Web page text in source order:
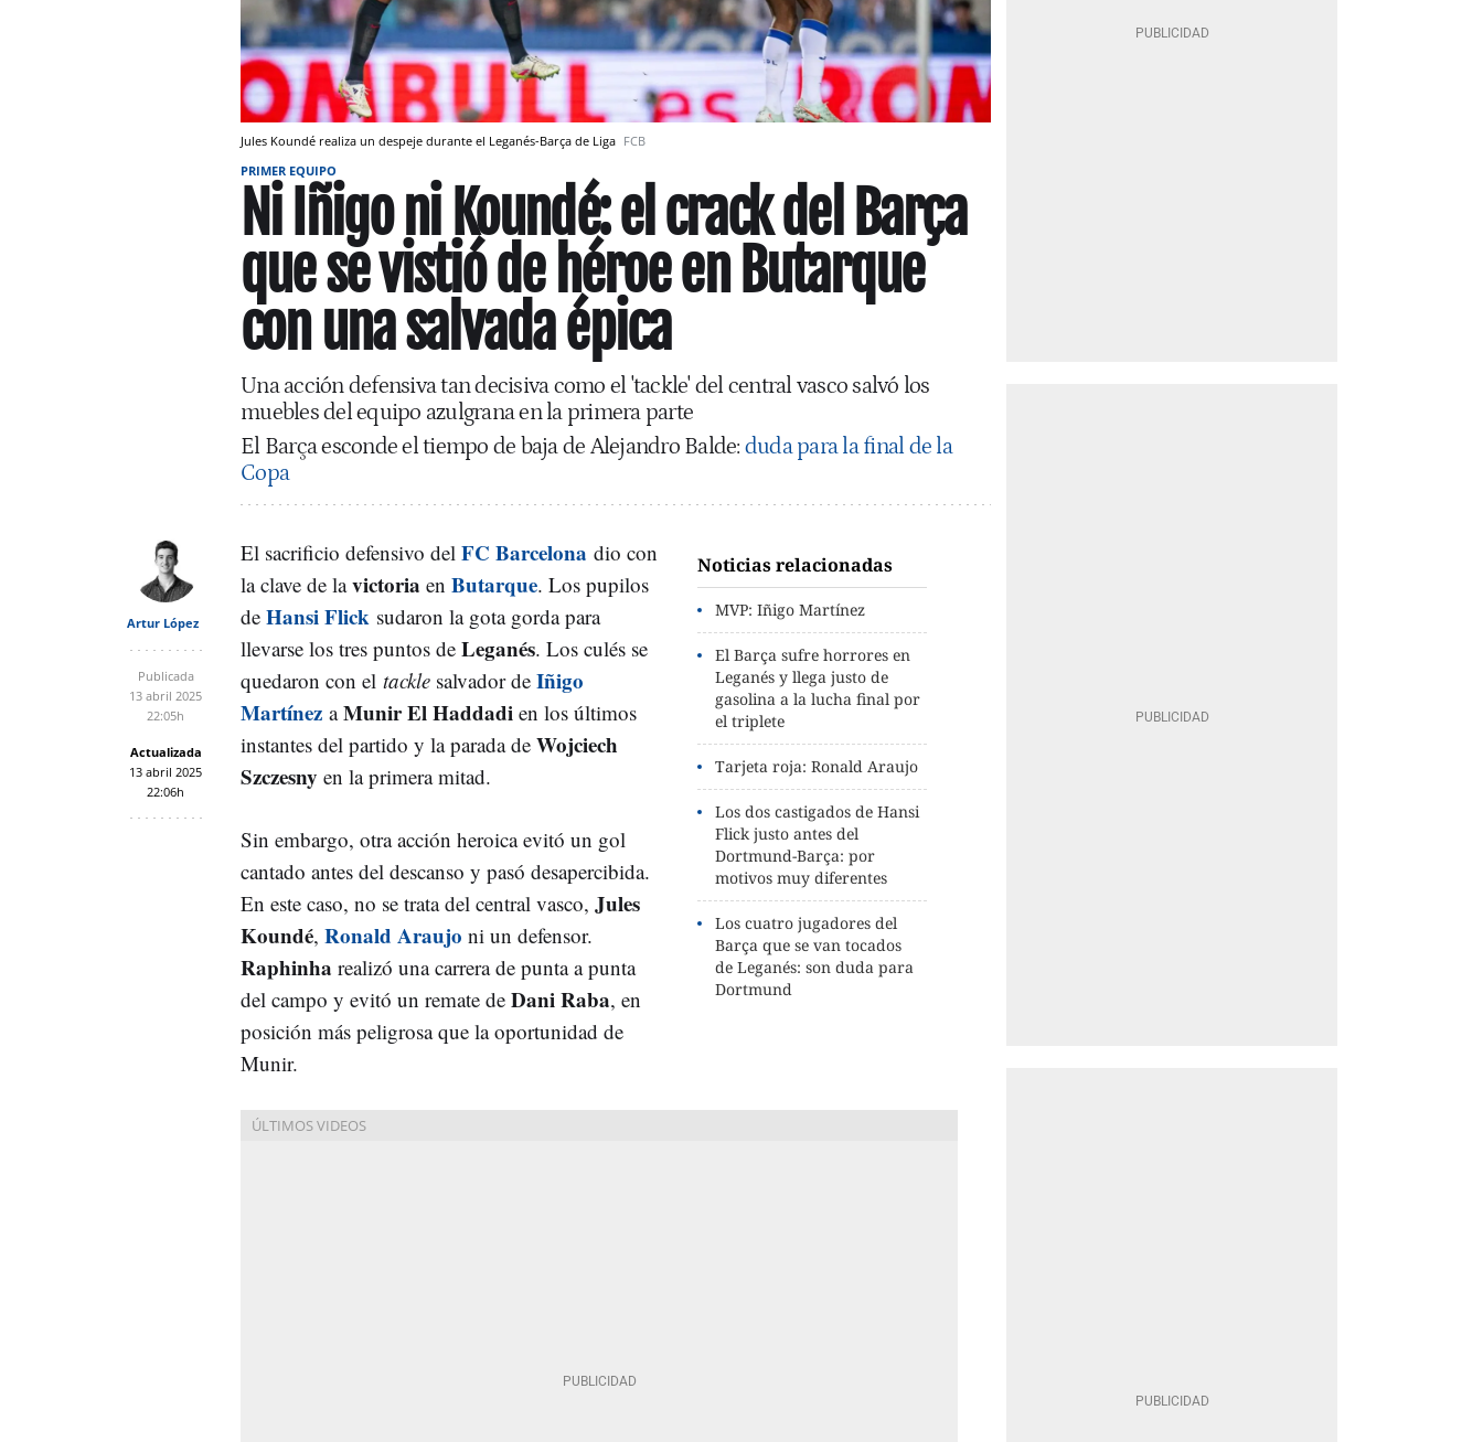
Jules Koundé realiza un despeje durante el Leganés-Barça de Liga FCB
PRIMER EQUIPO
Ni Iñigo ni Koundé: el crack del Barça
que se vistió de héroe en Butarque
con una salvada épica
Una acción defensiva tan decisiva como el 'tackle' del central vasco salvó los
muebles del equipo azulgrana en la primera parte
El Barça esconde el tiempo de baja de Alejandro Balde: duda para la final de la
Copa
Artur López
Publicada
13 abril 2025
22:05h
Actualizada
13 abril 2025
22:06h
Noticias relacionadas
MVP: Iñigo Martínez
El Barça sufre horrores en
Leganés y llega justo de
gasolina a la lucha final por
el triplete
Tarjeta roja: Ronald Araujo
Los dos castigados de Hansi
Flick justo antes del
Dortmund-Barça: por
motivos muy diferentes
Los cuatro jugadores del
Barça que se van tocados
de Leganés: son duda para
Dortmund
El sacrificio defensivo del FC Barcelona dio con
la clave de lavictoria en Butarque. Los pupilos
de Hansi Flick sudaron la gota gorda para
llevarse los tres puntos de Leganés. Los culés se
quedaron con el tackle salvador de Iñigo
Martínez aMunir El Haddadi en los últimos
instantes del partido y la parada de Wojciech
Szczesny en la primera mitad.
Sin embargo, otra acción heroica evitó un gol
cantado antes del descanso y pasó desapercibida.
En este caso, no se trata del central vasco, Jules
Koundé, Ronald Araujo ni un defensor.
Raphinha realizó una carrera de punta a punta
del campo y evitó un remate de Dani Raba, en
posición más peligrosa que la oportunidad de
Munir.